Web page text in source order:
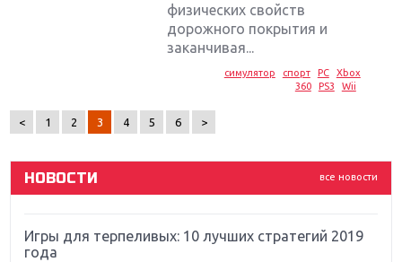
физических свойств
дорожного покрытия и
заканчивая...
симулятор спорт PC
Xbox
360
PS3 Wii
< 1 2 3 4 5 6 >
все новости
НОВОСТИ
Крупнейшие релизы мая: Nintendo, Microsoft и
Новинки для Nintendo Switch: Labo, South Park и
Far Cry 5: хвалить нельзя ругать
Игры для терпеливых: 10 лучших стратегий 2019
года